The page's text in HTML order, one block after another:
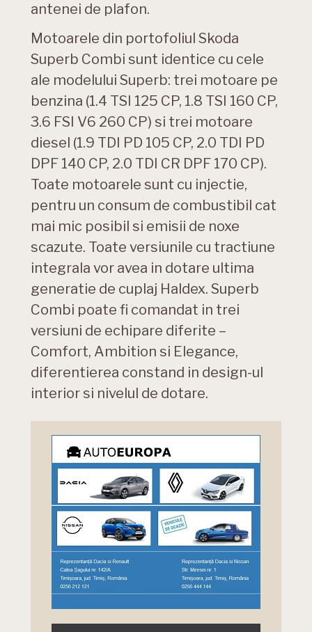
antenei de plafon.
Motoarele din portofoliul Skoda
Superb Combi sunt identice cu cele
ale modelului Superb: trei motoare pe
benzina (1.4 TSI 125 CP, 1.8 TSI 160 CP,
3.6 FSI V6 260 CP) si trei motoare
diesel (1.9 TDI PD 105 CP, 2.0 TDI PD
DPF 140 CP, 2.0 TDI CR DPF 170 CP).
Toate motoarele sunt cu injectie,
pentru un consum de combustibil cat
mai mic posibil si emisii de noxe
scazute. Toate versiunile cu tractiune
integrala vor avea in dotare ultima
generatie de cuplaj Haldex. Superb
Combi poate fi comandat in trei
versiuni de echipare diferite –
Comfort, Ambition si Elegance,
diferentierea constand in design-ul
interior si nivelul de dotare.